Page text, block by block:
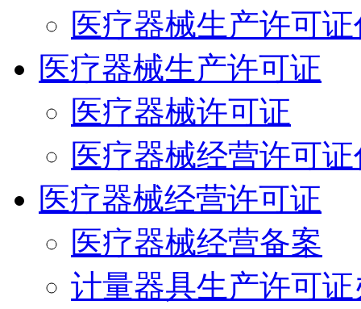
医疗器械生产许可
医疗器械生产许可证
医疗器械许可证
医疗器械经营许可
医疗器械经营许可证
医疗器械经营备案
计量器具生产许可